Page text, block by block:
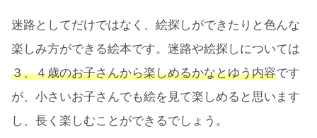
迷路としてだけではなく、絵探しができたりと色んな
楽しみ方ができる絵本です。迷路や絵探しについては
３、４歳のお子さんから楽しめるかなとゆう内容です
が、小さいお子さんでも絵を見て楽しめると思います
し、長く楽しむことができるでしょう。